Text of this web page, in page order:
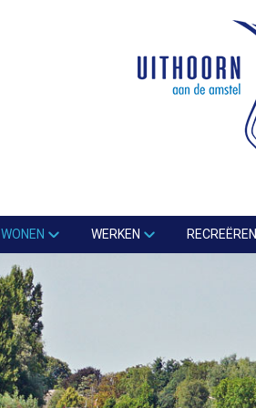
WONEN WERKEN RECREËREN